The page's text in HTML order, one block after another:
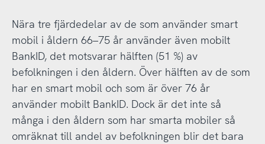
Nära tre fjärdedelar av de som använder smart
mobil i åldern 66–75 år använder även mobilt
BankID, det motsvarar hälften (51 %) av
befolkningen i den åldern. Över hälften av de som
har en smart mobil och som är över 76 år
använder mobilt BankID. Dock är det inte så
många i den åldern som har smarta mobiler så
omräknat till andel av befolkningen blir det bara